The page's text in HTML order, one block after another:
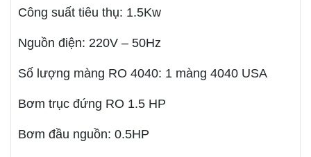
Công suất tiêu thụ: 1.5Kw
Nguồn điện: 220V – 50Hz
Số lượng màng RO 4040: 1 màng 4040 USA
Bơm trục đứng RO 1.5 HP
Bơm đầu nguồn: 0.5HP